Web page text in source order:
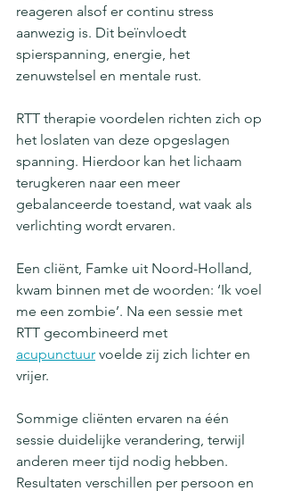
reageren alsof er continu stress
aanwezig is. Dit beïnvloedt
spierspanning, energie, het
zenuwstelsel en mentale rust.
RTT therapie voordelen richten zich op
het loslaten van deze opgeslagen
spanning. Hierdoor kan het lichaam
terugkeren naar een meer
gebalanceerde toestand, wat vaak als
verlichting wordt ervaren.
Een cliënt, Famke uit Noord-Holland,
kwam binnen met de woorden: ‘Ik voel
me een zombie’. Na een sessie met
RTT gecombineerd met
acupunctuur voelde zij zich lichter en
vrijer.
Sommige cliënten ervaren na één
sessie duidelijke verandering, terwijl
anderen meer tijd nodig hebben.
Resultaten verschillen per persoon en